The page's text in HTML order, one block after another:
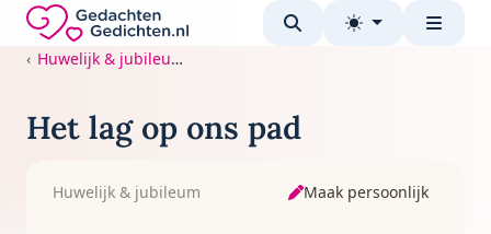
Direct naar de inhoud
Gedachten-Gedichten.nl — naar de homepage
Huwelijk & jubileum
Het lag op ons pad
Huwelijk & jubileum Maak persoonlijk